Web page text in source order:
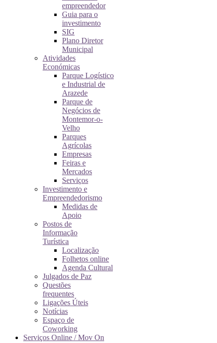
empreendedor
Guia para o
investimento
SIG
Plano Diretor
Municipal
Atividades
Económicas
Parque Logístico
e Industrial de
Arazede
Parque de
Negócios de
Montemor-o-
Velho
Parques
Agrícolas
Empresas
Feiras e
Mercados
Serviços
Investimento e
Empreendedorismo
Medidas de
Apoio
Postos de
Informação
Turística
Localização
Folhetos online
Agenda Cultural
Julgados de Paz
Questões
frequentes
Ligações Úteis
Notícias
Espaço de
Coworking
Serviços Online / Mov On